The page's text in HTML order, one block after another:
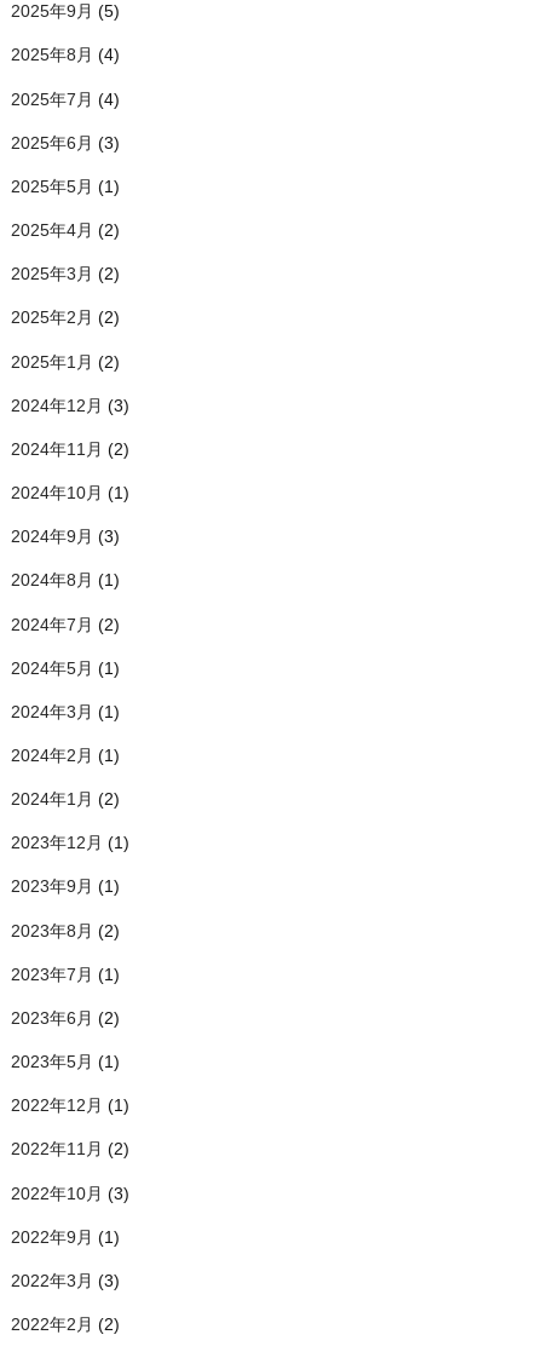
2025年9月 (5)
2025年8月 (4)
2025年7月 (4)
2025年6月 (3)
2025年5月 (1)
2025年4月 (2)
2025年3月 (2)
2025年2月 (2)
2025年1月 (2)
2024年12月 (3)
2024年11月 (2)
2024年10月 (1)
2024年9月 (3)
2024年8月 (1)
2024年7月 (2)
2024年5月 (1)
2024年3月 (1)
2024年2月 (1)
2024年1月 (2)
2023年12月 (1)
2023年9月 (1)
2023年8月 (2)
2023年7月 (1)
2023年6月 (2)
2023年5月 (1)
2022年12月 (1)
2022年11月 (2)
2022年10月 (3)
2022年9月 (1)
2022年3月 (3)
2022年2月 (2)